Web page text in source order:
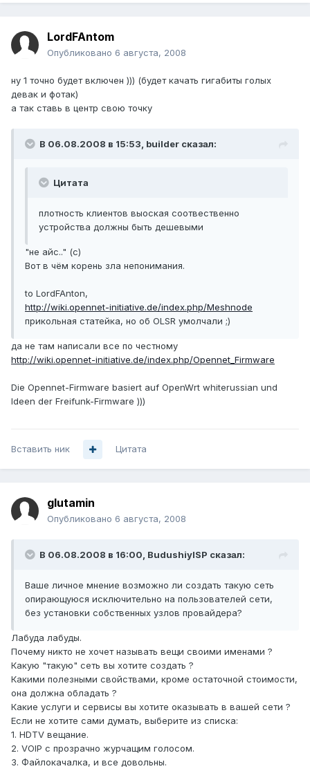
LordFAntom
Опубликовано 6 августа, 2008
ну 1 точно будет включен ))) (будет качать гигабиты голых
девак и фотак)
а так ставь в центр свою точку
В 06.08.2008 в 15:53, builder сказал:
Цитата
плотность клиентов выоская соотвественно
устройства должны быть дешевыми
"не айс.." (с)
Вот в чём корень зла непонимания.
to LordFAnton,
http://wiki.opennet-initiative.de/index.php/Meshnode
прикольная статейка, но об OLSR умолчали ;)
да не там написали все по честному
http://wiki.opennet-initiative.de/index.php/Opennet_Firmware
Die Opennet-Firmware basiert auf OpenWrt whiterussian und
Ideen der Freifunk-Firmware )))
Вставить ник Цитата
glutamin
Опубликовано 6 августа, 2008
В 06.08.2008 в 16:00, BudushiyISP сказал:
Ваше личное мнение возможно ли создать такую сеть
опирающуюся исключительно на пользователей сети,
без установки собственных узлов провайдера?
Лабуда лабуды.
Почему никто не хочет называть вещи своими именами ?
Какую "такую" сеть вы хотите создать ?
Какими полезными свойствами, кроме остаточной стоимости,
она должна обладать ?
Какие услуги и сервисы вы хотите оказывать в вашей сети ?
Если не хотите сами думать, выберите из списка:
1. HDTV вещание.
2. VOIP с прозрачно журчащим голосом.
3. Файлокачалка, и все довольны.